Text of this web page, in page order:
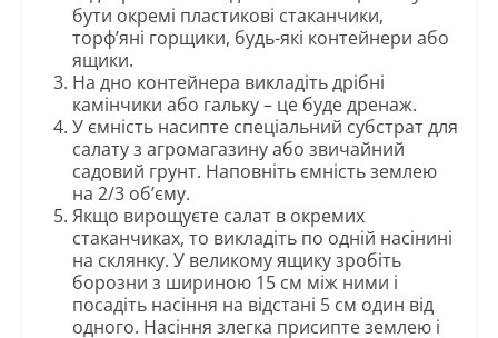
бути окремі пластикові стаканчики,
торф’яні горщики, будь-які контейнери або
ящики.
На дно контейнера викладіть дрібні
камінчики або гальку – це буде дренаж.
У ємність насипте спеціальний субстрат для
салату з агромагазину або звичайний
садовий грунт. Наповніть ємність землею
на 2/3 об’єму.
Якщо вирощуєте салат в окремих
стаканчиках, то викладіть по одній насінині
на склянку. У великому ящику зробіть
борозни з шириною 15 см між ними і
посадіть насіння на відстані 5 см один від
одного. Насіння злегка присипте землею і